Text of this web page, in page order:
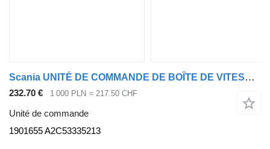
Scania UNITÉ DE COMMANDE DE BOÎTE DE VITESSES OPC5 SCANIA R P T G 1901655 pour tracteur routier Scania R P T G
232.70 € 1 000 PLN ≈ 217.50 CHF
Unité de commande
1901655 A2C53335213